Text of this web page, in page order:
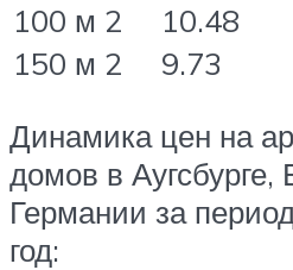
100 м 2
10.48
150 м 2
9.73
Динамика цен на
домов в Аугсбурге,
Германии за
год: